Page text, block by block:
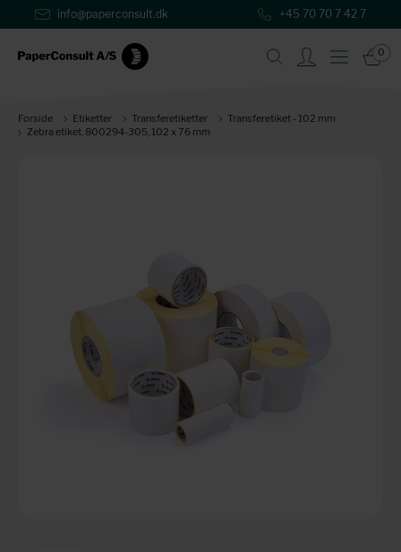
+45 70 70 7 42 7
info@paperconsult.dk
0
Forside Etiketter Transferetiketter
Transferetiket - 102 mm
Zebra etiket, 800294-305, 102 x 76 mm